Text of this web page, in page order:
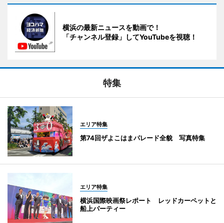
横浜の最新ニュースを動画で！
「チャンネル登録」してYouTubeを視聴！
特集
エリア特集
第74回ザよこはまパレード全貌 写真特集
エリア特集
横浜国際映画祭レポート レッドカーペットと
船上パーティー